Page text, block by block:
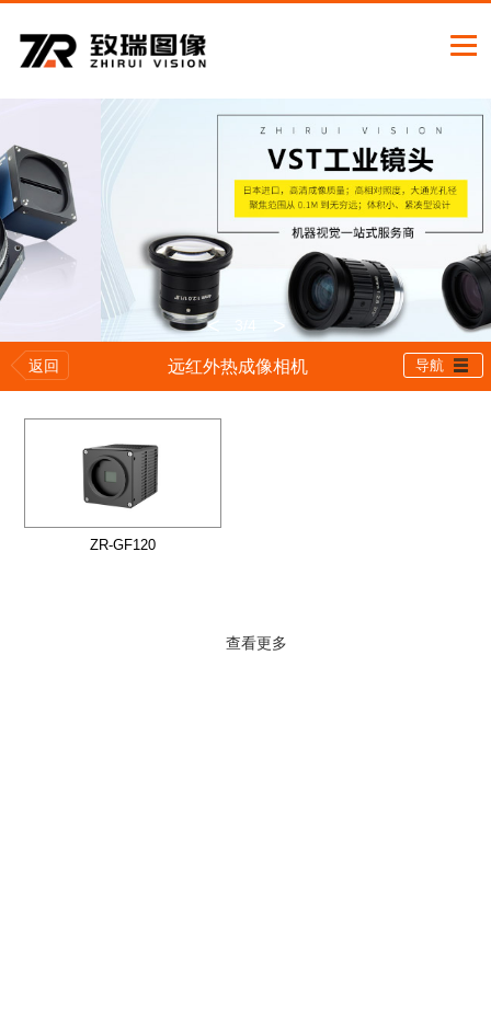
<
返回 远红外热成像相机 导航
ZR-GF120
查看更多